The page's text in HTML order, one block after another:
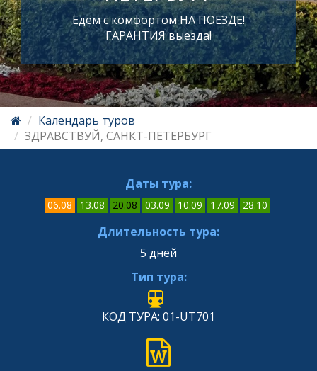
Едем с комфортом НА ПОЕЗДЕ!
ГАРАНТИЯ выезда!
Календарь туров
ЗДРАВСТВУЙ, САНКТ-ПЕТЕРБУРГ
Даты тура:
06.08 13.08 20.08 03.09 10.09 17.09 28.10
Длительность тура:
5 дней
Тип тура:
КОД ТУРА: 01-UT701